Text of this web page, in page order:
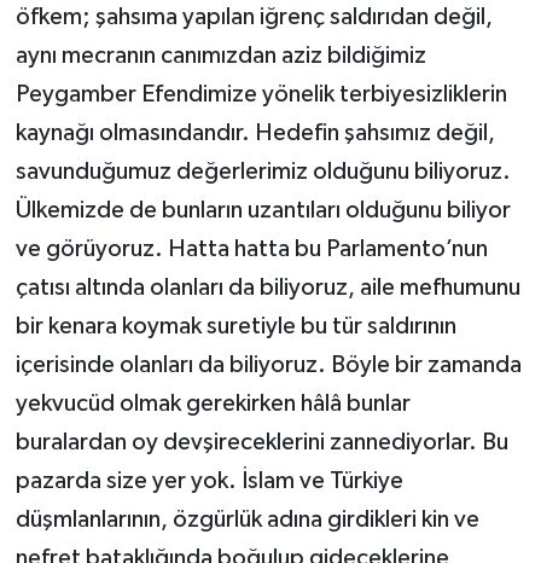
öfkem; şahsıma yapılan iğrenç saldırıdan değil,
aynı mecranın canımızdan aziz bildiğimiz
Peygamber Efendimize yönelik terbiyesizliklerin
kaynağı olmasındandır. Hedefin şahsımız değil,
savunduğumuz değerlerimiz olduğunu biliyoruz.
Ülkemizde de bunların uzantıları olduğunu biliyor
ve görüyoruz. Hatta hatta bu Parlamento’nun
çatısı altında olanları da biliyoruz, aile mefhumunu
bir kenara koymak suretiyle bu tür saldırının
içerisinde olanları da biliyoruz. Böyle bir zamanda
yekvucüd olmak gerekirken hâlâ bunlar
buralardan oy devşireceklerini zannediyorlar. Bu
pazarda size yer yok. İslam ve Türkiye
düşmlanlarının, özgürlük adına girdikleri kin ve